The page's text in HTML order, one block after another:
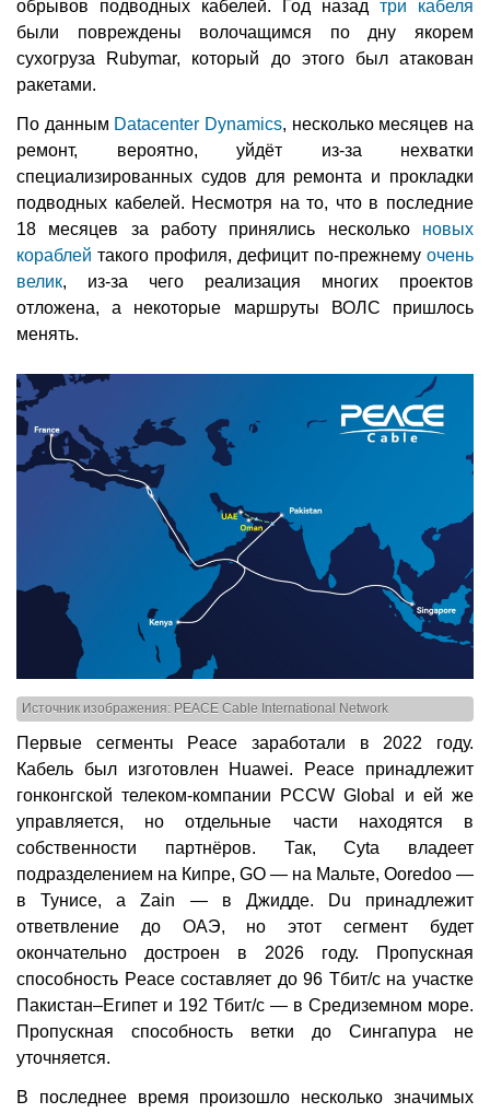
обрывов подводных кабелей. Год назад три кабеля
были повреждены волочащимся по дну якорем
сухогруза Rubymar, который до этого был атакован
ракетами.
По данным Datacenter Dynamics, несколько месяцев на
ремонт, вероятно, уйдёт из-за нехватки
специализированных судов для ремонта и прокладки
подводных кабелей. Несмотря на то, что в последние
18 месяцев за работу принялись несколько новых
кораблей такого профиля, дефицит по-прежнему очень
велик, из-за чего реализация многих проектов
отложена, а некоторые маршруты ВОЛС пришлось
менять.
Источник изображения: PEACE Cable International Network
Первые сегменты Peace заработали в 2022 году.
Кабель был изготовлен Huawei. Peace принадлежит
гонконгской телеком-компании PCCW Global и ей же
управляется, но отдельные части находятся в
собственности партнёров. Так, Cyta владеет
подразделением на Кипре, GO — на Мальте, Ooredoo —
в Тунисе, а Zain — в Джидде. Du принадлежит
ответвление до ОАЭ, но этот сегмент будет
окончательно достроен в 2026 году. Пропускная
способность Peace составляет до 96 Тбит/с на участке
Пакистан–Египет и 192 Тбит/с — в Средиземном море.
Пропускная способность ветки до Сингапура не
уточняется.
В последнее время произошло несколько значимых